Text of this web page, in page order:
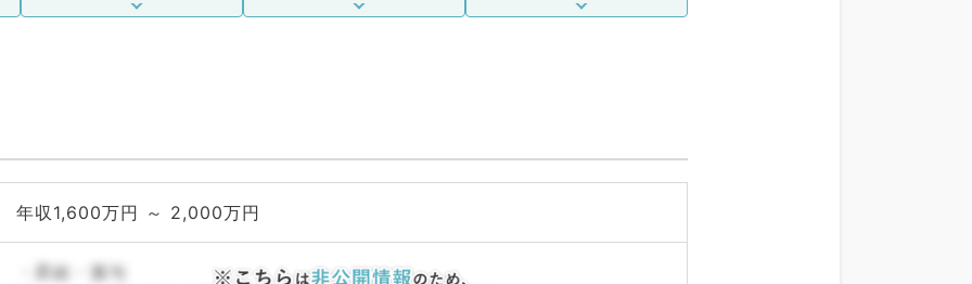
年収1,600万円 ～ 2,000万円
・昇給・賞与